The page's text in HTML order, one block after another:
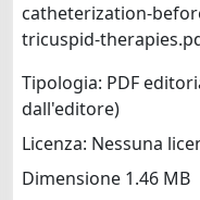
catheterization-
tricuspid-
Tipologia: PDF
dall'editore)
Licenza: Nessuna
Dimensione 1.46 MB